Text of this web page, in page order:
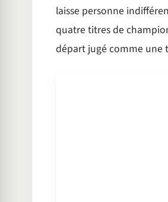
laisse personne
quatre titres de
départ jugé comme une